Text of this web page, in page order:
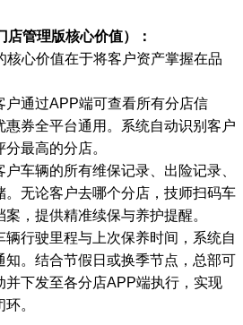
管理版核心价值）：
核心价值在于将客户资产掌握在品
户通过APP端可查看所有分店信
惠券全平台通用。系统自动识别客户
最高的分店。
车辆的所有维保记录、出险记录、
。无论客户去哪个分店，技师扫码车
，提供精准续保与养护提醒。
辆行驶里程与上次保养时间，系统自
知。结合节假日或换季节点，总部可
并下发至各分店APP端执行，实现
。